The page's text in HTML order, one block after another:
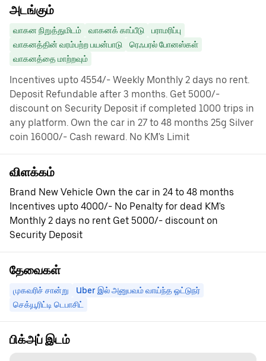
அடங்கும்
வாகன நிறுத்துமிடம் வாகனக் காப்பீடு
பராமரிப்பு
வாகனத்தின் வரம்பற்ற பயன்பாடு
ரெஃபரல் போனஸ்கள்
வாகனத்தை மாற்றவும்
Incentives upto 4554/- Weekly Monthly 2 days no rent.
Deposit Refundable after 3 months. Get 5000/-
discount on Security Deposit if completed 1000 trips in
any platform. Own the car in 27 to 48 months 25g Silver
coin 16000/- Cash reward. No KM's Limit
விளக்கம்
Brand New Vehicle Own the car in 24 to 48 months
Incentives upto 4000/- No Penalty for dead KM's
Monthly 2 days no rent Get 5000/- discount on
Security Deposit
தேவைகள்
முகவரிச் சான்று
Uber இல் அனுபவம் வாய்ந்த ஓட்டுநர்
செக்யூரிட்டி டெபாசிட்
பிக்அப் இடம்